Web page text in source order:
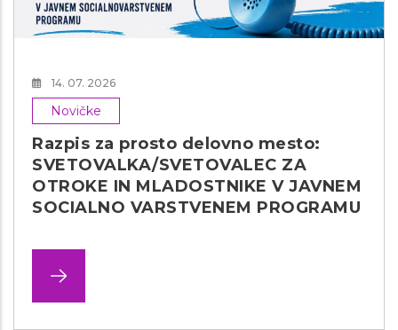
14. 07. 2026
Novičke
Razpis za prosto delovno mesto:
SVETOVALKA/SVETOVALEC ZA
OTROKE IN MLADOSTNIKE V JAVNEM
SOCIALNO VARSTVENEM PROGRAMU